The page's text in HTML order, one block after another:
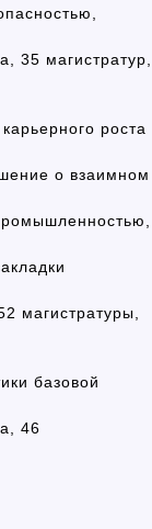
35 магистратур,
роста
о взаимном
магистратуры,
базовой
46